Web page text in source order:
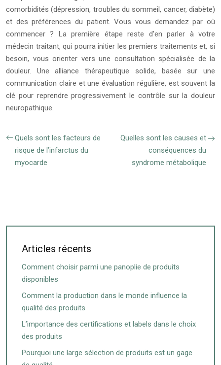
comorbidités (dépression, troubles du sommeil, cancer, diabète)
et des préférences du patient. Vous vous demandez par où
commencer ? La première étape reste d’en parler à votre
médecin traitant, qui pourra initier les premiers traitements et, si
besoin, vous orienter vers une consultation spécialisée de la
douleur. Une alliance thérapeutique solide, basée sur une
communication claire et une évaluation régulière, est souvent la
clé pour reprendre progressivement le contrôle sur la douleur
neuropathique.
Quels sont les facteurs de
risque de l’infarctus du
myocarde
Quelles sont les causes et
conséquences du
syndrome métabolique
Articles récents
Comment choisir parmi une panoplie de produits
disponibles
Comment la production dans le monde influence la
qualité des produits
L’importance des certifications et labels dans le choix
des produits
Pourquoi une large sélection de produits est un gage